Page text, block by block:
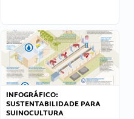
INFOGRÁFICO:
SUSTENTABILIDADE PARA
SUINOCULTURA